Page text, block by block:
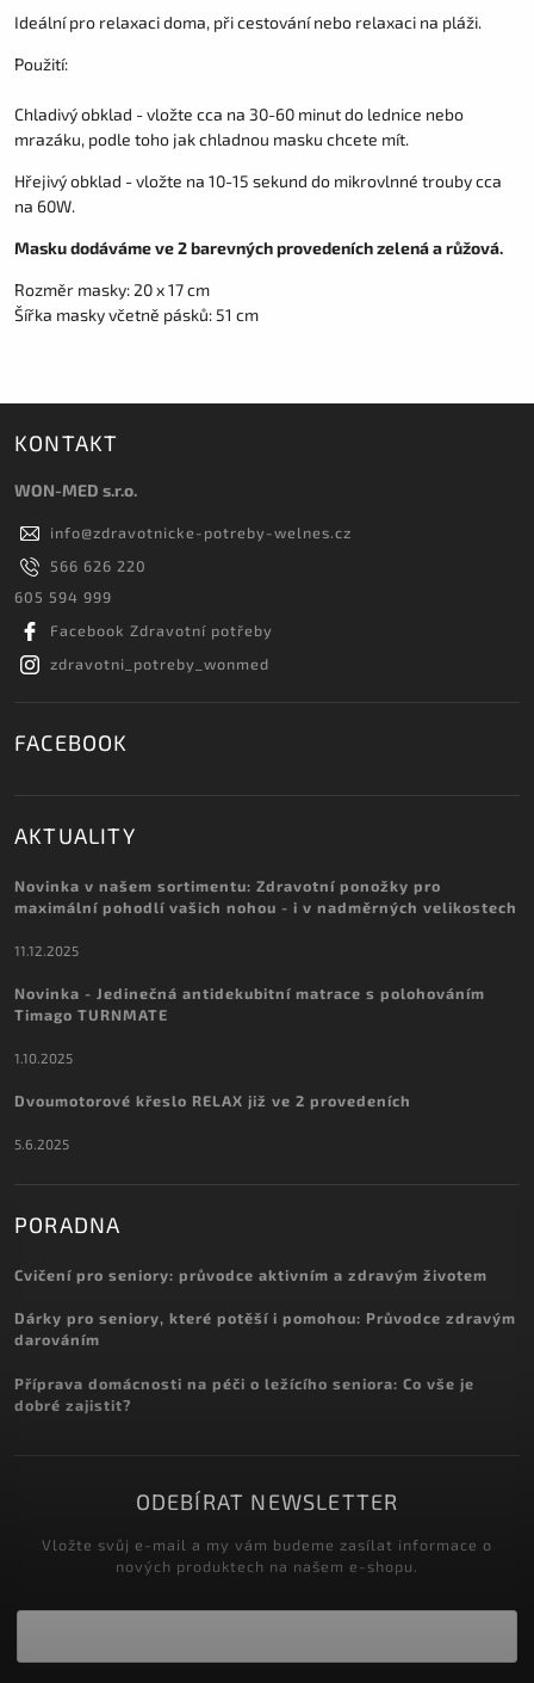
Ideální pro relaxaci doma, při cestování nebo relaxaci na pláži.
Použití:
Chladivý obklad - vložte cca na 30-60 minut do lednice nebo
mrazáku, podle toho jak chladnou masku chcete mít.
Hřejivý obklad - vložte na 10-15 sekund do mikrovlnné trouby cca
na 60W.
Masku dodáváme ve 2 barevných provedeních zelená a růžová.
Rozměr masky: 20 x 17 cm
Šířka masky včetně pásků: 51 cm
KONTAKT
WON-MED s.r.o.
info@zdravotnicke-potreby-welnes.cz
566 626 220
605 594 999
Facebook Zdravotní potřeby
zdravotni_potreby_wonmed
FACEBOOK
AKTUALITY
Novinka v našem sortimentu: Zdravotní ponožky pro
maximální pohodlí vašich nohou - i v nadměrných velikostech
11.12.2025
Novinka - Jedinečná antidekubitní matrace s polohováním
Timago TURNMATE
1.10.2025
Dvoumotorové křeslo RELAX již ve 2 provedeních
5.6.2025
PORADNA
Cvičení pro seniory: průvodce aktivním a zdravým životem
Dárky pro seniory, které potěší i pomohou: Průvodce zdravým
darováním
Příprava domácnosti na péči o ležícího seniora: Co vše je
dobré zajistit?
ODEBÍRAT NEWSLETTER
Vložte svůj e-mail a my vám budeme zasílat informace o
nových produktech na našem e-shopu.